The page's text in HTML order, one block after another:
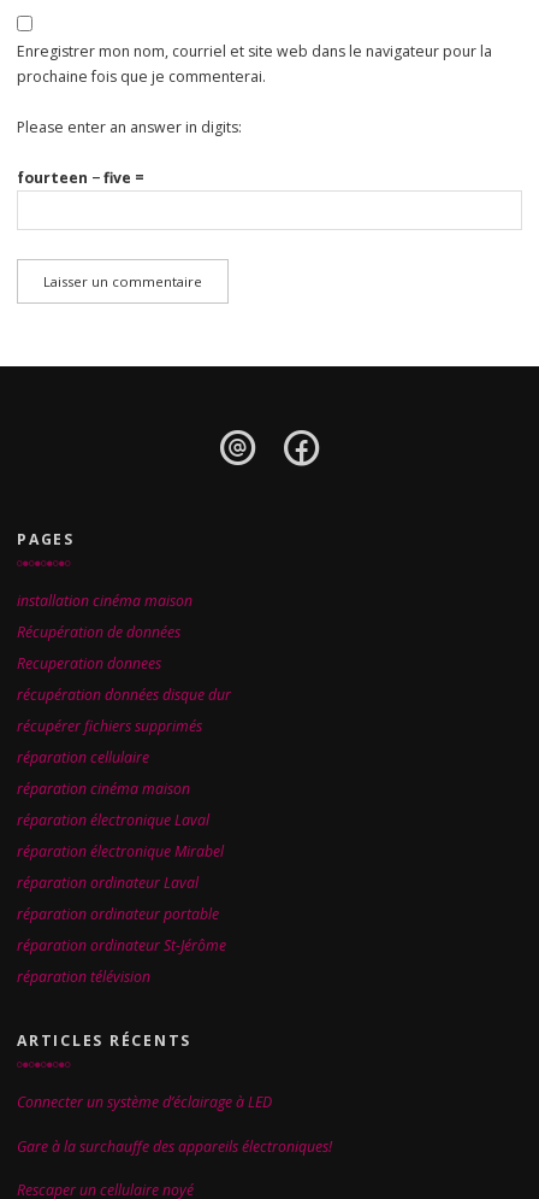
Enregistrer mon nom, courriel et site web dans le navigateur pour la
prochaine fois que je commenterai.
Please enter an answer in digits:
fourteen − five =
PAGES
installation cinéma maison
Récupération de données
Recuperation donnees
récupération données disque dur
récupérer fichiers supprimés
réparation cellulaire
réparation cinéma maison
réparation électronique Laval
réparation électronique Mirabel
réparation ordinateur Laval
réparation ordinateur portable
réparation ordinateur St-Jérôme
réparation télévision
ARTICLES RÉCENTS
Connecter un système d’éclairage à LED
Gare à la surchauffe des appareils électroniques!
Rescaper un cellulaire noyé